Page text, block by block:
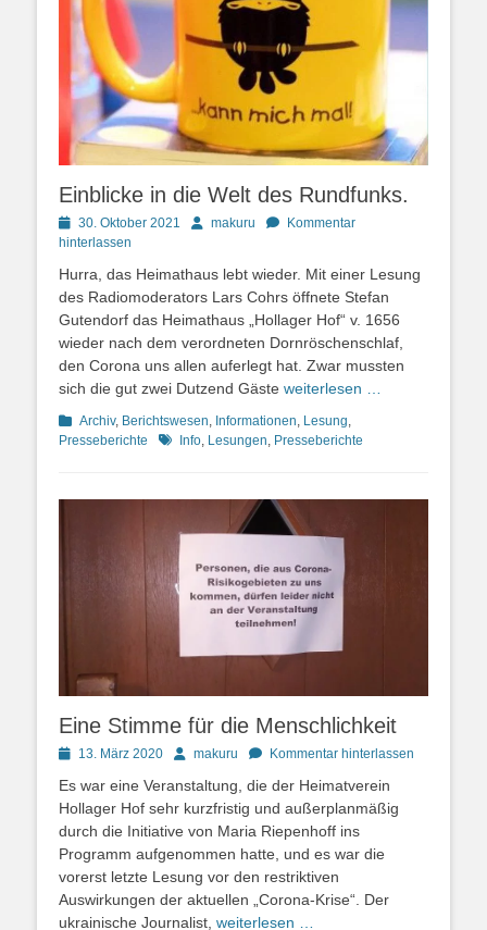
Einblicke in die Welt des Rundfunks.
Posted
on
30. Oktober 2021 Autormakuru
Kommentar
hinterlassen
Hurra, das Heimathaus lebt wieder. Mit einer Lesung
des Radiomoderators Lars Cohrs öffnete Stefan
Gutendorf das Heimathaus „Hollager Hof“ v. 1656
wieder nach dem verordneten Dornröschenschlaf,
den Corona uns allen auferlegt hat. Zwar mussten
sich die gut zwei Dutzend Gäste weiterlesen …
Kategorien
Archiv, Berichtswesen, Informationen, Lesung,
Presseberichte
Schlagworte
Info, Lesungen, Presseberichte
Eine Stimme für die Menschlichkeit
Posted13. März 2020 Autormakuru Kommentar hinterlassen
Es war eine Veranstaltung, die der Heimatverein
Hollager Hof sehr kurzfristig und außerplanmäßig
durch die Initiative von Maria Riepenhoff ins
Programm aufgenommen hatte, und es war die
vorerst letzte Lesung vor den restriktiven
Auswirkungen der aktuellen „Corona-Krise“. Der
ukrainische Journalist, weiterlesen …